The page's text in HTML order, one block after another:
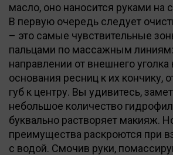
масло, оно наносится руками на
В первую очередь следует
– это самые чувствительные
пальцами по массажным линиям:
направлении от внешнего уголка
основания ресниц к их кончику,
губ к центру. Вы удивитесь,
небольшое количество
буквально растворяет макияж.
преимущества раскроются при
с водой. Смочив руки,